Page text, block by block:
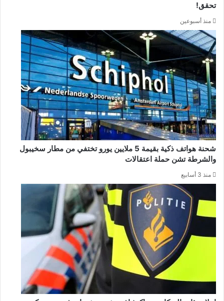
تحقق!
منذ أسبوعين
شحنة هواتف ذكية بقيمة 5 ملايين يورو تختفي من مطار سخيبول
والشرطة تشن حملة اعتقالات
منذ 3 أسابيع